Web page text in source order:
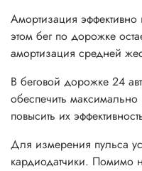
Амортизация эффективно
этом бег по дорожке
амортизация средней
В беговой дорожке 24
обеспечить
повысить их
Для измерения пульса
кардиодатчики. Помимо